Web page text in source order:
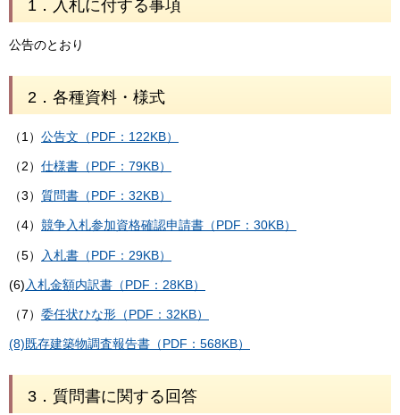
1．入札に付する事項
公告のとおり
2．各種資料・様式
（1） 公告文（PDF：122KB）
（2） 仕様書（PDF：79KB）
（3） 質問書（PDF：32KB）
（4） 競争入札参加資格確認申請書（PDF：30KB）
（5） 入札書（PDF：29KB）
(6) 入札金額内訳書（PDF：28KB）
（7） 委任状ひな形（PDF：32KB）
(8)既存建築物調査報告書（PDF：568KB）
3．質問書に関する回答